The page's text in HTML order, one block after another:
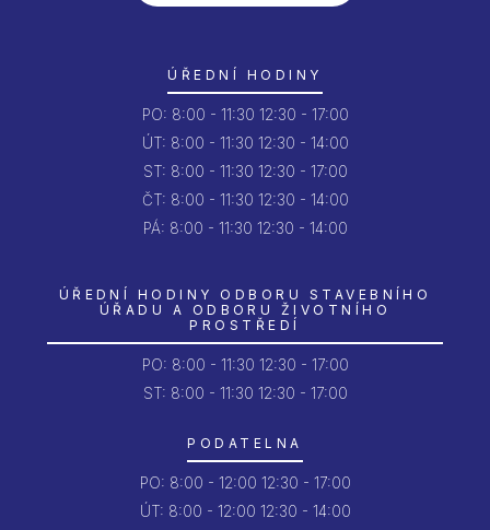
ÚŘEDNÍ HODINY
PO: 8:00 - 11:30 12:30 - 17:00
ÚT: 8:00 - 11:30 12:30 - 14:00
ST: 8:00 - 11:30 12:30 - 17:00
ČT: 8:00 - 11:30 12:30 - 14:00
PÁ: 8:00 - 11:30 12:30 - 14:00
ÚŘEDNÍ HODINY ODBORU STAVEBNÍHO
ÚŘADU A ODBORU ŽIVOTNÍHO
PROSTŘEDÍ
PO: 8:00 - 11:30 12:30 - 17:00
ST: 8:00 - 11:30 12:30 - 17:00
PODATELNA
PO: 8:00 - 12:00 12:30 - 17:00
ÚT: 8:00 - 12:00 12:30 - 14:00